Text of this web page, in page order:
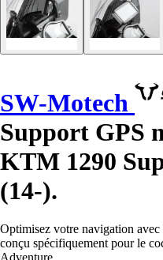
SW-Motech
Support GPS
KTM 1290
(14-).
Optimisez votre navigation
conçu spécifiquement pour le